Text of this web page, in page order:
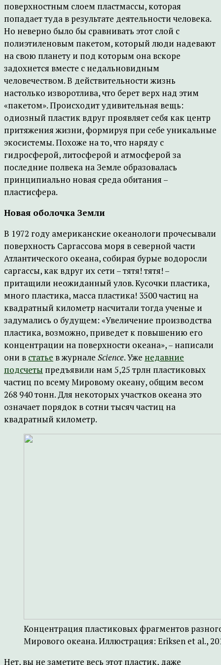
поверхностным слоем пластмассы, которая
попадает туда в результате деятельности человека.
Но неверно было бы сравнивать этот слой с
полиэтиленовым пакетом, который люди надевают
на свою планету и под которым она вскоре
задохнется вместе с недальновидным
человечеством. В действительности жизнь
настолько изворотлива, что берет верх над этим
«пакетом». Происходит удивительная вещь:
одиозный пластик вдруг проявляет себя как центр
притяжения жизни, формируя при себе уникальные
экосистемы. Похоже на то, что наряду с
гидросферой, литосферой и атмосферой за
последние полвека на Земле образовалась
принципиально новая среда обитания –
пластисфера.
Новая оболочка Земли
В 1972 году американские океанологи прочесывали
поверхность Саргассова моря в северной части
Атлантического океана, собирая бурые водоросли
саргассы, как вдруг их сети – тятя! тятя! –
притащили неожиданный улов. Кусочки пластика,
много пластика, масса пластика! 3500 частиц на
квадратный километр насчитали тогда ученые и
задумались о будущем: «Увеличение производства
пластика, возможно, приведет к повышению его
концентрации на поверхности океана», – написали
они в статье в журнале Science. Уже недавние
подсчеты предъявили нам 5,25 трлн пластиковых
частиц по всему Мировому океану, общим весом
268 940 тонн. Для некоторых участков океана это
означает порядок в сотни тысяч частиц на
квадратный километр.
Концентрация пластиковых фрагментов
Мирового океана. Иллюстрация: Eriksen et al.,
Нет, вы не заметите весь этот пластик, даже